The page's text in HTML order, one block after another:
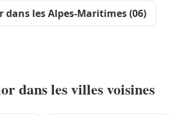
les Alpes-Maritimes (06)
dans les villes voisines